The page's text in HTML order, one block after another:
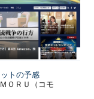
ットの予感
ＯＲＵ（コモ